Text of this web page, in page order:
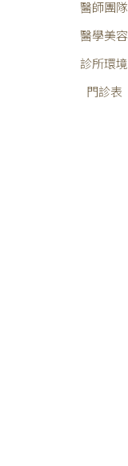
醫師團隊
醫學美容
診所環境
門診表